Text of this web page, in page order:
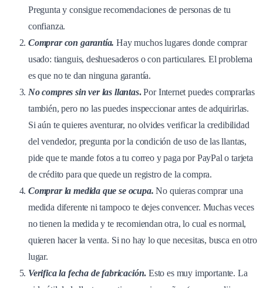
Pregunta y consigue recomendaciones de personas de tu
confianza.
Comprar con garantía. Hay muchos lugares donde comprar
usado: tianguis, deshuesaderos o con particulares. El problema
es que no te dan ninguna garantía.
No compres sin ver las llantas.Por Internet puedes comprarlas
también, pero no las puedes inspeccionar antes de adquirirlas.
Si aún te quieres aventurar, no olvides verificar la credibilidad
del vendedor, pregunta por la condición de uso de las llantas,
pide que te mande fotos a tu correo y paga por PayPal o tarjeta
de crédito para que quede un registro de la compra.
Comprar la medida que se ocupa. No quieras comprar una
medida diferente ni tampoco te dejes convencer. Muchas veces
no tienen la medida y te recomiendan otra, lo cual es normal,
quieren hacer la venta. Si no hay lo que necesitas, busca en otro
lugar.
Verifica la fecha de fabricación. Esto es muy importante. La